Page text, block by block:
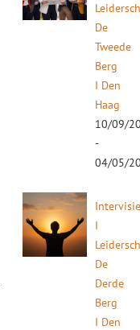
De
Tweede
Berg
I Den
Haag
10/09/
-
04/05/
I
De
Derde
Berg
I Den